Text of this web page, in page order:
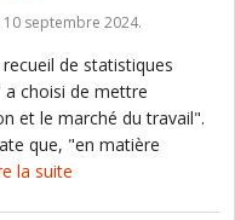
septembre 2024.
de statistiques
choisi de mettre
et le marché du travail".
que, "en matière
la suite